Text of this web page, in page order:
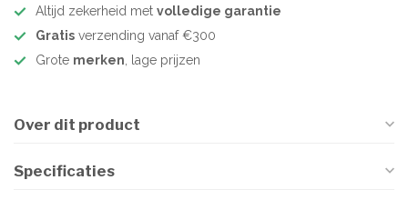
Altijd zekerheid met volledige garantie
Gratis verzending vanaf €300
Grote merken, lage prijzen
Over dit product
Specificaties